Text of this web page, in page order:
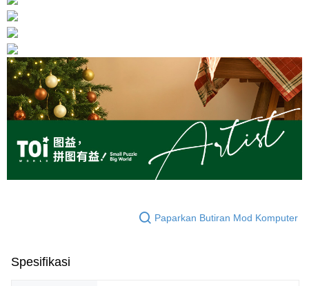
Paparkan Butiran Mod Komputer
Spesifikasi